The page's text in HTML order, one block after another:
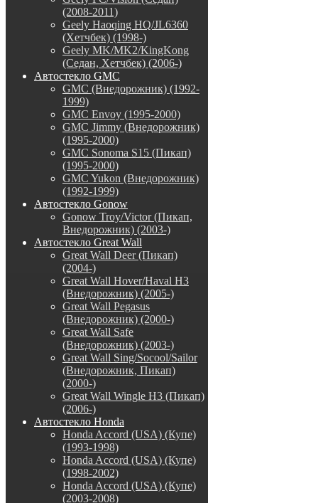
(2008-2011)
Geely Haoqing HQ/JL6360
(Хетчбек) (1998-)
Geely MK/MK2/KingKong
(Седан, Хетчбек) (2006-)
Автостекло GMC
GMC (Внедорожник) (1992-
1999)
GMC Envoy (1995-2000)
GMC Jimmy (Внедорожник)
(1995-2000)
GMC Sonoma S15 (Пикап)
(1995-2000)
GMC Yukon (Внедорожник)
(1992-1999)
Автостекло Gonow
Gonow Troy/Victor (Пикап,
Внедорожник) (2003-)
Автостекло Great Wall
Great Wall Deer (Пикап)
(2004-)
Great Wall Hover/Haval H3
(Внедорожник) (2005-)
Great Wall Pegasus
(Внедорожник) (2000-)
Great Wall Safe
(Внедорожник) (2003-)
Great Wall Sing/Socool/Sailor
(Внедорожник, Пикап)
(2000-)
Great Wall Wingle H3 (Пикап)
(2006-)
Автостекло Honda
Honda Accord (USA) (Купе)
(1993-1998)
Honda Accord (USA) (Купе)
(1998-2002)
Honda Accord (USA) (Купе)
(2003-2008)